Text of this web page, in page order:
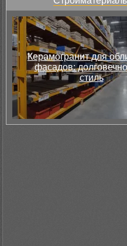
Керамогранит для
фасадов:
стиль